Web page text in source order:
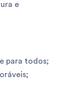
e
para todos;